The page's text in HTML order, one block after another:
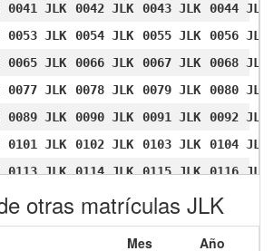
0041 JLK 0042 JLK 0043 JLK
0044 JLK
0053 JLK 0054 JLK 0055 JLK
0056 JLK
0065 JLK 0066 JLK 0067 JLK
0068 JLK
0077 JLK 0078 JLK 0079 JLK
0080 JLK
0089 JLK 0090 JLK 0091 JLK
0092 JLK
0101 JLK 0102 JLK 0103 JLK
0104 JLK
0113 JLK 0114 JLK 0115 JLK
0116 JLK
0125 JLK 0126 JLK 0127 JLK
0128 JLK
0137 JLK 0138 JLK 0139 JLK
0140 JLK
otras matrículas JLK
Mes
Año